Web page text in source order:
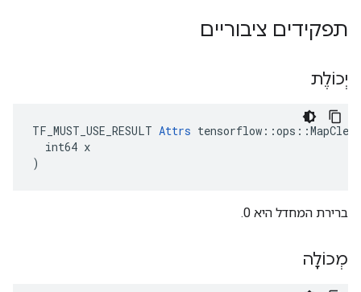
תפקידים ציבוריים
יְכוֹלֶת
TF_MUST_USE_RESULT Attrs
  int64 x
)
ברירת המחדל היא 0.
מְכוֹלָה